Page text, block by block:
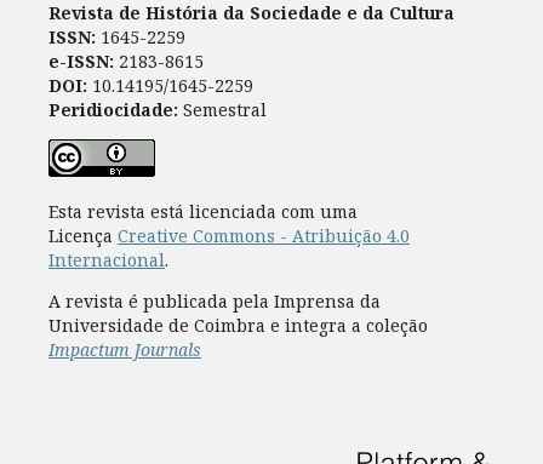
Revista de História da Sociedade e da Cultura
ISSN: 1645-2259
e-ISSN: 2183-8615
DOI: 10.14195/1645-2259
Peridiocidade: Semestral
Esta revista está licenciada com uma
Licença Creative Commons - Atribuição 4.0
Internacional.
A revista é publicada pela Imprensa da
Universidade de Coimbra e integra a coleção
Impactum Journals